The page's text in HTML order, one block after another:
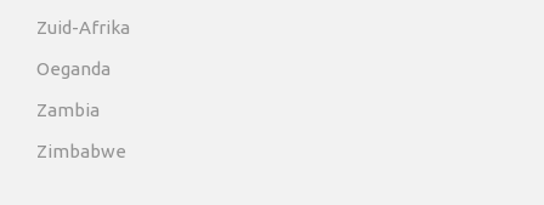
Zuid-Afrika
Oeganda
Zambia
Zimbabwe